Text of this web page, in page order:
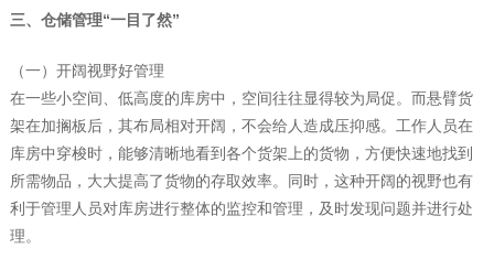
三、仓储管理“一目了然”
（一）开阔视野好管理
在一些小空间、低高度的库房中，空间往往显得较为局促。而悬臂货
架在加搁板后，其布局相对开阔，不会给人造成压抑感。工作人员在
库房中穿梭时，能够清晰地看到各个货架上的货物，方便快速地找到
所需物品，大大提高了货物的存取效率。同时，这种开阔的视野也有
利于管理人员对库房进行整体的监控和管理，及时发现问题并进行处
理。